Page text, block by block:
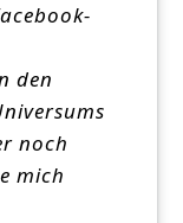
den
noch
mich